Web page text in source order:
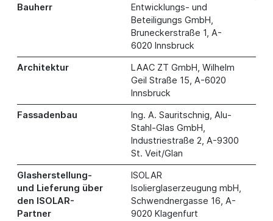
Bauherr
Entwicklungs- und
Beteiligungs GmbH,
Bruneckerstraße 1, A-
6020 Innsbruck
Architektur
LAAC ZT GmbH, Wilhelm
Geil Straße 15, A-6020
Innsbruck
Fassadenbau
Ing. A. Sauritschnig, Alu-
Stahl-Glas GmbH,
Industriestraße 2, A-9300
St. Veit/Glan
Glasherstellung-
und Lieferung über
den ISOLAR-
Partner
ISOLAR
Isolierglaserzeugung mbH,
Schwendnergasse 16, A-
9020 Klagenfurt